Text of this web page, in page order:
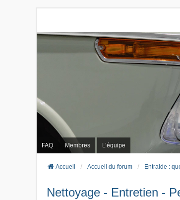
FAQ Membres L’équipe
Accueil Accueil du forum Entraide :
Nettoyage - Entretien -